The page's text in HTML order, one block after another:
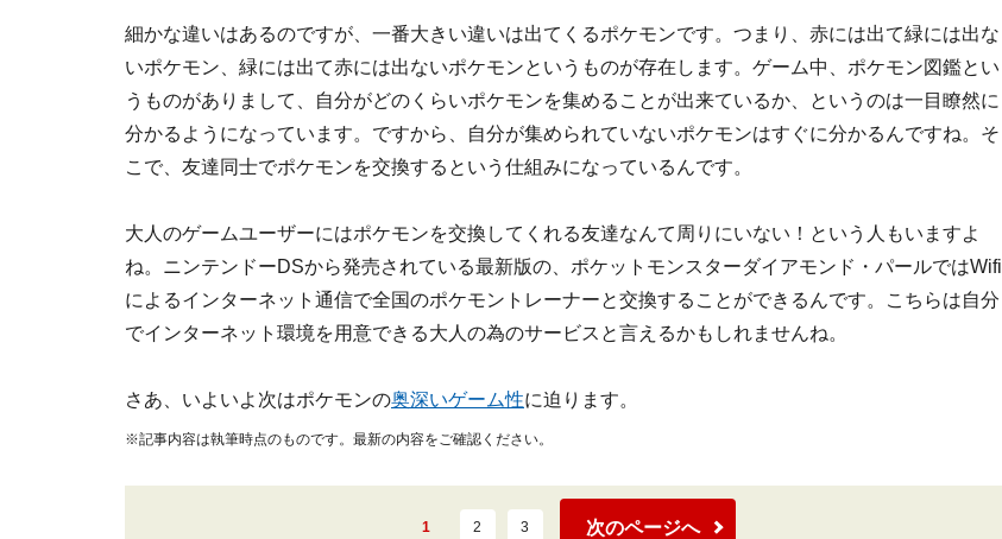
細かな違いはあるのですが、一番大きい違いは出てくるポケモンです。つまり、赤には出て緑には出な
いポケモン、緑には出て赤には出ないポケモンというものが存在します。ゲーム中、ポケモン図鑑とい
うものがありまして、自分がどのくらいポケモンを集めることが出来ているか、というのは一目瞭然に
分かるようになっています。ですから、自分が集められていないポケモンはすぐに分かるんですね。そ
こで、友達同士でポケモンを交換するという仕組みになっているんです。
大人のゲームユーザーにはポケモンを交換してくれる友達なんて周りにいない！という人もいますよ
ね。ニンテンドーDSから発売されている最新版の、ポケットモンスターダイアモンド・パールではWifi
によるインターネット通信で全国のポケモントレーナーと交換することができるんです。こちらは自分
でインターネット環境を用意できる大人の為のサービスと言えるかもしれませんね。
さあ、いよいよ次はポケモンの奥深いゲーム性に迫ります。
※記事内容は執筆時点のものです。最新の内容をご確認ください。
1 2 3 次のページへ